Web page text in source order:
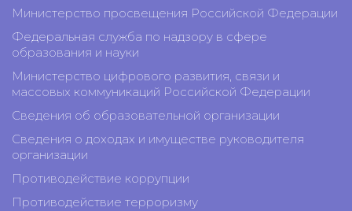
Министерство просвещения Российской Федерации
Федеральная служба по надзору в сфере
образования и науки
Министерство цифрового развития, связи и
массовых коммуникаций Российской Федерации
Сведения об образовательной организации
Сведения о доходах и имуществе руководителя
организации
Противодействие коррупции
Противодействие терроризму